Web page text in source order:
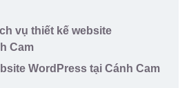
vụ thiết kế website
Cam
WordPress tại Cánh Cam